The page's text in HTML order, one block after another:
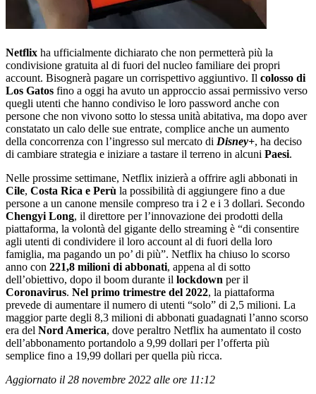
Netflix ha ufficialmente dichiarato che non permetterà più la
condivisione gratuita al di fuori del nucleo familiare dei propri
account. Bisognerà pagare un corrispettivo aggiuntivo. Il colosso di
Los Gatos fino a oggi ha avuto un approccio assai permissivo verso
quegli utenti che hanno condiviso le loro password anche con
persone che non vivono sotto lo stessa unità abitativa, ma dopo aver
constatato un calo delle sue entrate, complice anche un aumento
della concorrenza con l’ingresso sul mercato di Disney+, ha deciso
di cambiare strategia e iniziare a tastare il terreno in alcuni Paesi.
Nelle prossime settimane, Netflix inizierà a offrire agli abbonati in
Cile, Costa Rica e Perù la possibilità di aggiungere fino a due
persone a un canone mensile compreso tra i 2 e i 3 dollari. Secondo
Chengyi Long, il direttore per l’innovazione dei prodotti della
piattaforma, la volontà del gigante dello streaming è “di consentire
agli utenti di condividere il loro account al di fuori della loro
famiglia, ma pagando un po’ di più”. Netflix ha chiuso lo scorso
anno con 221,8 milioni di abbonati, appena al di sotto
dell’obiettivo, dopo il boom durante il lockdown per il
Coronavirus. Nel primo trimestre del 2022, la piattaforma
prevede di aumentare il numero di utenti “solo” di 2,5 milioni. La
maggior parte degli 8,3 milioni di abbonati guadagnati l’anno scorso
era del Nord America, dove peraltro Netflix ha aumentato il costo
dell’abbonamento portandolo a 9,99 dollari per l’offerta più
semplice fino a 19,99 dollari per quella più ricca.
Aggiornato il 28 novembre 2022 alle ore 11:12